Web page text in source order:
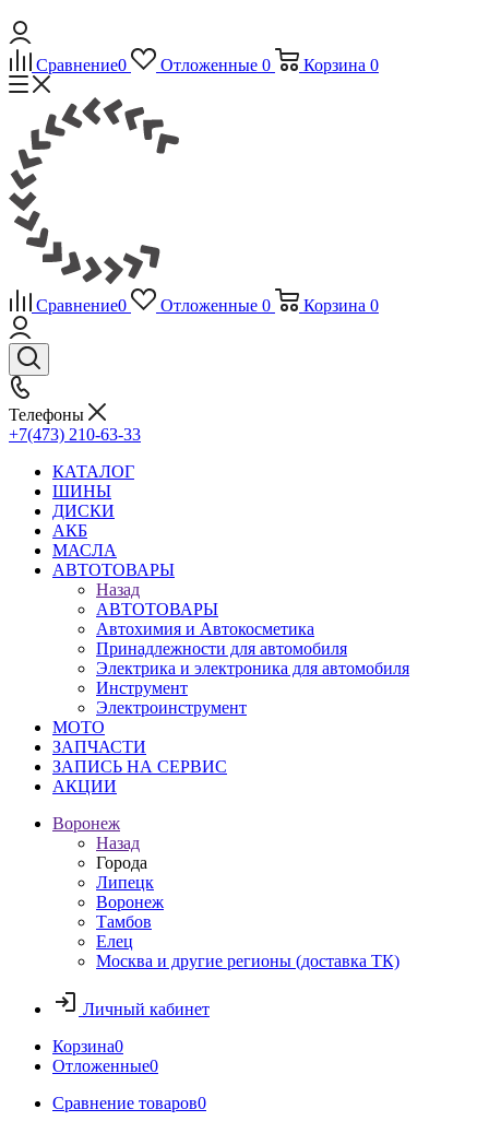
Сравнение0 Отложенные 0 Корзина 0
Сравнение0 Отложенные 0 Корзина 0
Телефоны
+7(473) 210-63-33
КАТАЛОГ
ШИНЫ
ДИСКИ
АКБ
МАСЛА
АВТОТОВАРЫ
Назад
АВТОТОВАРЫ
Автохимия и Автокосметика
Принадлежности для автомобиля
Электрика и электроника для автомобиля
Инструмент
Электроинструмент
МОТО
ЗАПЧАСТИ
ЗАПИСЬ НА СЕРВИС
АКЦИИ
Воронеж
Назад
Города
Липецк
Воронеж
Тамбов
Елец
Москва и другие регионы (доставка ТК)
Личный кабинет
Корзина0
Отложенные0
Сравнение товаров0